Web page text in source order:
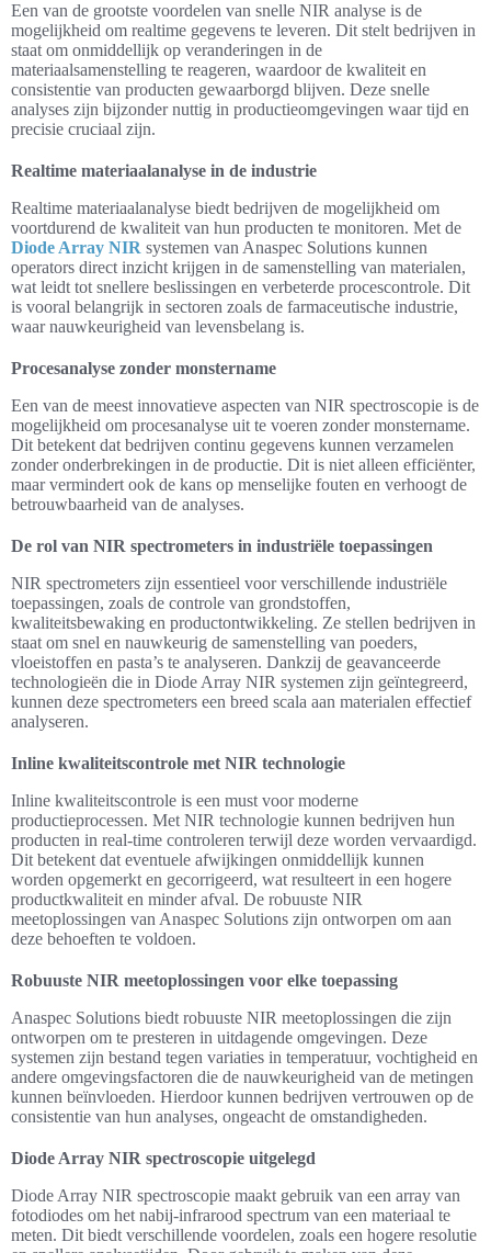
Een van de grootste voordelen van snelle NIR analyse is de
mogelijkheid om realtime gegevens te leveren. Dit stelt bedrijven in
staat om onmiddellijk op veranderingen in de
materiaalsamenstelling te reageren, waardoor de kwaliteit en
consistentie van producten gewaarborgd blijven. Deze snelle
analyses zijn bijzonder nuttig in productieomgevingen waar tijd en
precisie cruciaal zijn.
Realtime materiaalanalyse in de industrie
Realtime materiaalanalyse biedt bedrijven de mogelijkheid om
voortdurend de kwaliteit van hun producten te monitoren. Met de
Diode Array NIR systemen van Anaspec Solutions kunnen
operators direct inzicht krijgen in de samenstelling van materialen,
wat leidt tot snellere beslissingen en verbeterde procescontrole. Dit
is vooral belangrijk in sectoren zoals de farmaceutische industrie,
waar nauwkeurigheid van levensbelang is.
Procesanalyse zonder monstername
Een van de meest innovatieve aspecten van NIR spectroscopie is de
mogelijkheid om procesanalyse uit te voeren zonder monstername.
Dit betekent dat bedrijven continu gegevens kunnen verzamelen
zonder onderbrekingen in de productie. Dit is niet alleen efficiënter,
maar vermindert ook de kans op menselijke fouten en verhoogt de
betrouwbaarheid van de analyses.
De rol van NIR spectrometers in industriële toepassingen
NIR spectrometers zijn essentieel voor verschillende industriële
toepassingen, zoals de controle van grondstoffen,
kwaliteitsbewaking en productontwikkeling. Ze stellen bedrijven in
staat om snel en nauwkeurig de samenstelling van poeders,
vloeistoffen en pasta’s te analyseren. Dankzij de geavanceerde
technologieën die in Diode Array NIR systemen zijn geïntegreerd,
kunnen deze spectrometers een breed scala aan materialen effectief
analyseren.
Inline kwaliteitscontrole met NIR technologie
Inline kwaliteitscontrole is een must voor moderne
productieprocessen. Met NIR technologie kunnen bedrijven hun
producten in real-time controleren terwijl deze worden vervaardigd.
Dit betekent dat eventuele afwijkingen onmiddellijk kunnen
worden opgemerkt en gecorrigeerd, wat resulteert in een hogere
productkwaliteit en minder afval. De robuuste NIR
meetoplossingen van Anaspec Solutions zijn ontworpen om aan
deze behoeften te voldoen.
Robuuste NIR meetoplossingen voor elke toepassing
Anaspec Solutions biedt robuuste NIR meetoplossingen die zijn
ontworpen om te presteren in uitdagende omgevingen. Deze
systemen zijn bestand tegen variaties in temperatuur, vochtigheid en
andere omgevingsfactoren die de nauwkeurigheid van de metingen
kunnen beïnvloeden. Hierdoor kunnen bedrijven vertrouwen op de
consistentie van hun analyses, ongeacht de omstandigheden.
Diode Array NIR spectroscopie uitgelegd
Diode Array NIR spectroscopie maakt gebruik van een array van
fotodiodes om het nabij-infrarood spectrum van een materiaal te
meten. Dit biedt verschillende voordelen, zoals een hogere resolutie